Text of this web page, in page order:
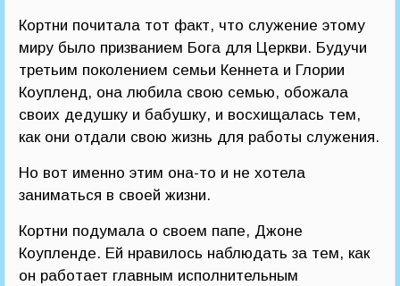
Кортни почитала тот факт, что служение этому
миру было призванием Бога для Церкви. Будучи
третьим поколением семьи Кеннета и Глории
Коупленд, она любила свою семью, обожала
своих дедушку и бабушку, и восхищалась тем,
как они отдали свою жизнь для работы служения.
Но вот именно этим она-то и не хотела
заниматься в своей жизни.
Кортни подумала о своем папе, Джоне
Коупленде. Ей нравилось наблюдать за тем, как
он работает главным исполнительным